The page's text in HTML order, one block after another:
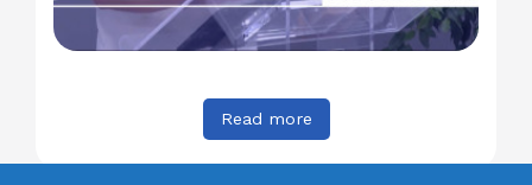
Read more